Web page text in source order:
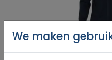
We maken